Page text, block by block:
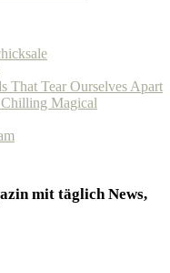
That Tear Ourselves Apart
Magical
mit täglich News,